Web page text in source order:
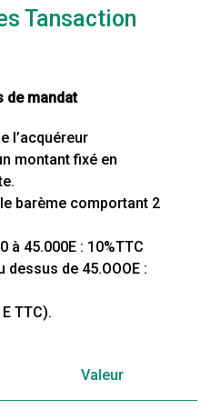
Tansaction
de mandat
l’acquéreur
montant fixé en
barème comportant 2
à 45.000E : 10%TTC
de 45.OOOE :
TTC).
Valeur